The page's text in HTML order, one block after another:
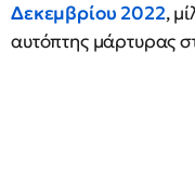
Δεκεμβρίου 2022,
αυτόπτης μάρτυρας